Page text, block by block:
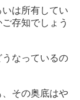
は所有してい
存知でしょう
なっているの
その奥底はや